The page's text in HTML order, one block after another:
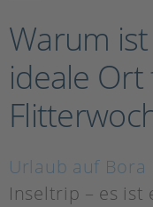
Warum
ideale
Urlaub auf Bora
Inseltrip – es ist